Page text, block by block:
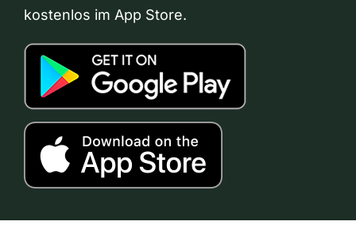
kostenlos im App Store.